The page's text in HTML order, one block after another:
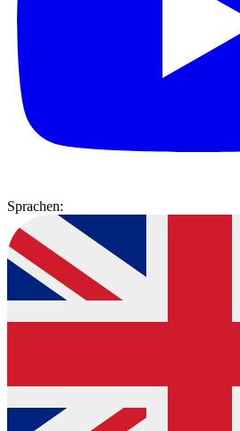
Sprachen: